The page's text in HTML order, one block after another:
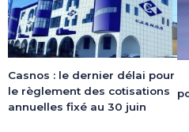
Casnos : le dernier délai pour
le règlement des cotisations
annuelles fixé au 30 juin